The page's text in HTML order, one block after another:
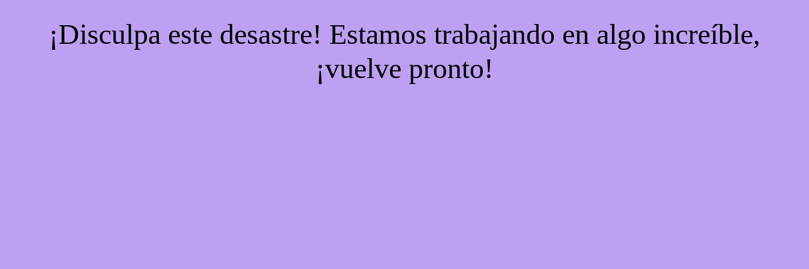
¡Disculpa este desastre! Estamos trabajando en algo increíble,
¡vuelve pronto!